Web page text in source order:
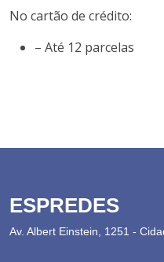
No cartão de crédito:
– Até 12 parcelas
ESPREDES
Av. Albert Einstein, 1251 -